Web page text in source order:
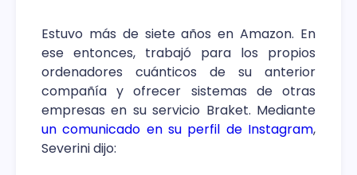
Estuvo más de siete años en Amazon. En
ese entonces, trabajó para los propios
ordenadores cuánticos de su anterior
compañía y ofrecer sistemas de otras
empresas en su servicio Braket. Mediante
un comunicado en su perfil de Instagram,
Severini dijo: